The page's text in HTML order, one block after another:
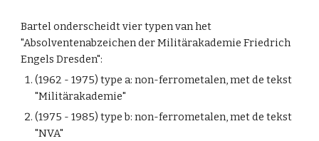
Bartel onderscheidt vier typen van het
"Absolventenabzeichen der Militärakademie Friedrich
Engels Dresden":
(1962 - 1975) type a: non-ferrometalen, met de tekst
"Militärakademie"
(1975 - 1985) type b: non-ferrometalen, met de tekst
"NVA"